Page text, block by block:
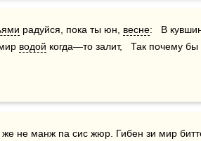
радуйся, пока ты юн, весне:   В
водой когда—то залит,   Так почему
же не манж па сис жюр. Гибен зи мир